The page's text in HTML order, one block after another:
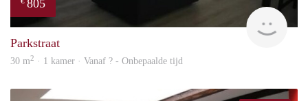
805
Parkstraat
30 m2 · 1 kamer · Vanaf ? - Onbepaalde tijd